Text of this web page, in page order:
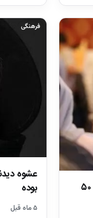
فرهنگی
عشوه
بوده
۵ ماه قبل